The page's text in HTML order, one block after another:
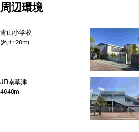
周辺環境
青山小学校
(約1120m)
JR南草津
4640m